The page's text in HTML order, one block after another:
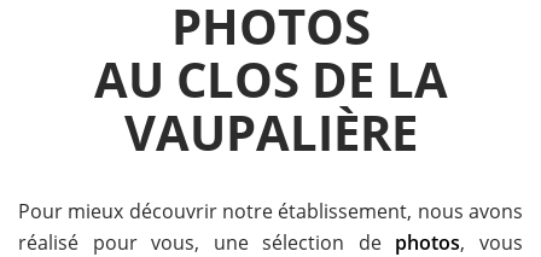
PHOTOS
AU CLOS DE LA
VAUPALIÈRE
Pour mieux découvrir notre établissement, nous avons
réalisé pour vous, une sélection de photos, vous